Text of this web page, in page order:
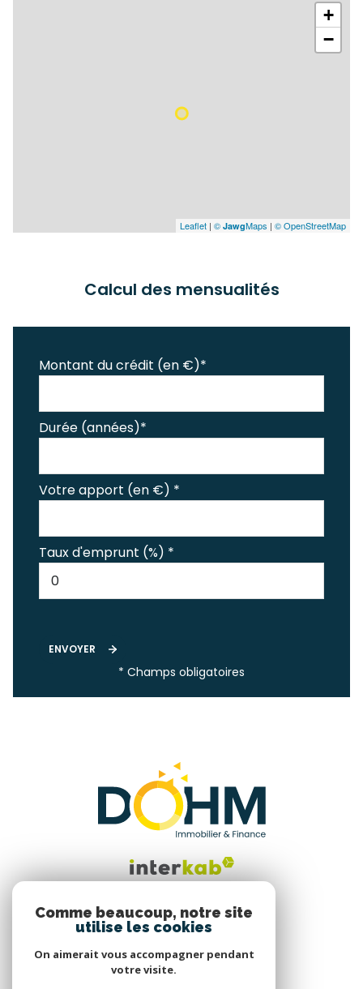
+
−
Leaflet | © JawgMaps | © OpenStreetMap
Calcul des mensualités
Montant du crédit (en €)*
Durée (années)*
Votre apport (en €) *
Taux d'emprunt (%) *
ENVOYER
* Champs obligatoires
Nous suivre
Comme beaucoup, notre site
utilise les cookies
On aimerait vous accompagner pendant
votre visite.